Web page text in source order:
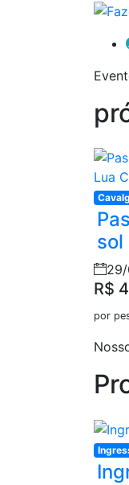
sol
R$
por